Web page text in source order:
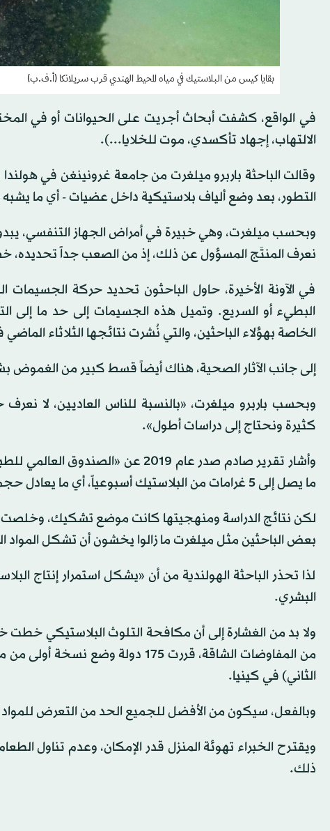
بقايا كيس من البلاستيك في مياه المحيط الهندي قرب سريلانكا (أ.ف.ب)
في الواقع، كشفت أبحاث أجريت على الحيوانات أو في
الالتهاب، إجهاد تأكسدي، موت للخلايا...).
وقالت الباحثة باربرو ميلغرت من جامعة غرونينغن في
التطور، بعد وضع ألياف بلاستيكية داخل عضيات - أي ما يشبه
وبحسب ميلغرت، وهي خبيرة في أمراض الجهاز التنفسي،
نعرف المنتَج المسؤول عن ذلك، إذ من الصعب جداً تحديده،
في الآونة الأخيرة، حاول الباحثون تحديد حركة الجسيمات
البطيء أو السريع. وتميل هذه الجسيمات إلى حد ما إلى
الخاصة بهؤلاء الباحثين، والتي نُشرت نتائجها الثلاثاء
إلى جانب الآثار الصحية، هناك أيضاً قسط كبير من الغموض
وبحسب باربرو ميلغرت، «بالنسبة للناس العاديين، لا نعرف
كثيرة ونحتاج إلى دراسات أطول».
وأشار تقرير صادم صدر عام 2019
ما يصل إلى 5 غرامات من البلاستيك أسبوعياً، أي ما يعادل حجم بطاقة ائتمان.
لكن نتائج الدراسة ومنهجيتها كانت موضع تشكيك، وخلصت
بعض الباحثين مثل ميلغرت ما زالوا يخشون أن تشكل المواد
لذا تحذر الباحثة الهولندية من أن «يشكل استمرار
البشري.
ولا بد من الغشارة إلى أن مكافحة التلوث البلاستيكي خطت
من المفاوضات الشاقة، قررت 175
الثاني) في كينيا.
وبالفعل، سيكون من الأفضل للجميع الحد من التعرض للمواد
ويقترح الخبراء تهوئة المنزل قدر الإمكان، وعدم تناول
ذلك.